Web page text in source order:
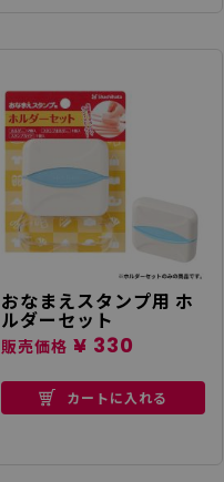
おなまえスタンプ用 ホ
ルダーセット
販売価格 ¥ 330
カートに入れる